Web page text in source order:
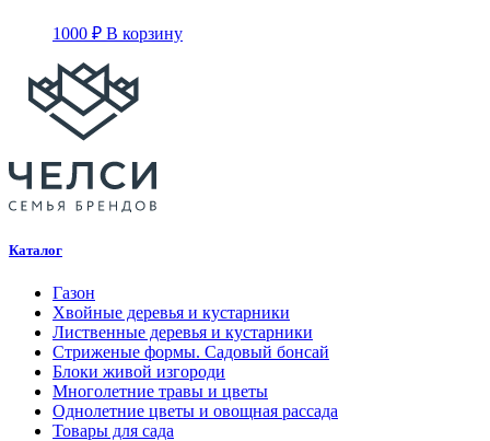
1000 ₽ В корзину
Каталог
Газон
Хвойные деревья и кустарники
Лиственные деревья и кустарники
Стриженые формы. Садовый бонсай
Блоки живой изгороди
Многолетние травы и цветы
Однолетние цветы и овощная рассада
Товары для сада